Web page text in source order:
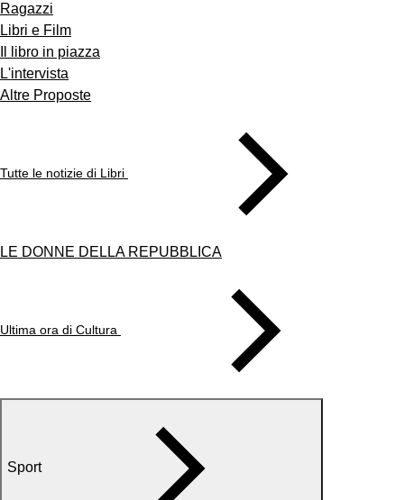
Ragazzi
Libri e Film
Il libro in piazza
L'intervista
Altre Proposte
Tutte le notizie di Libri
LE DONNE DELLA REPUBBLICA
Ultima ora di Cultura
Sport